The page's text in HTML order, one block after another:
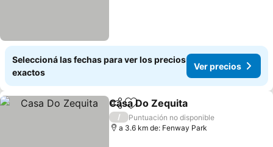
Seleccioná las fechas para ver los precios
exactos
Ver precios
CompartirAñadir a favoritos
Casa Do Zequita
/
Puntuación no disponible
a 3.6 km de: Fenway Park